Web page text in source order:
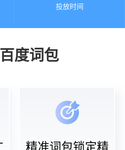
投放时间
度词包
精准词包锁定精